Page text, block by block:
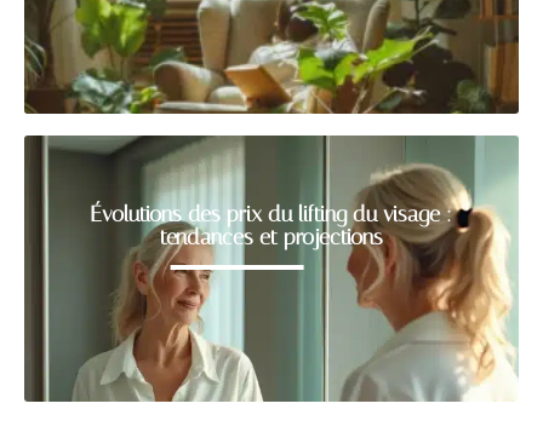
Évolutions des prix du lifting du visage :
tendances et projections